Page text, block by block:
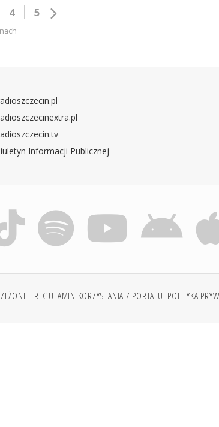
4 5
Informacji Publicznej
REGULAMIN KORZYSTANIA Z PORTALU POLITYKA